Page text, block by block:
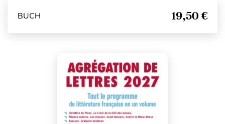
BUCH 19,50 €